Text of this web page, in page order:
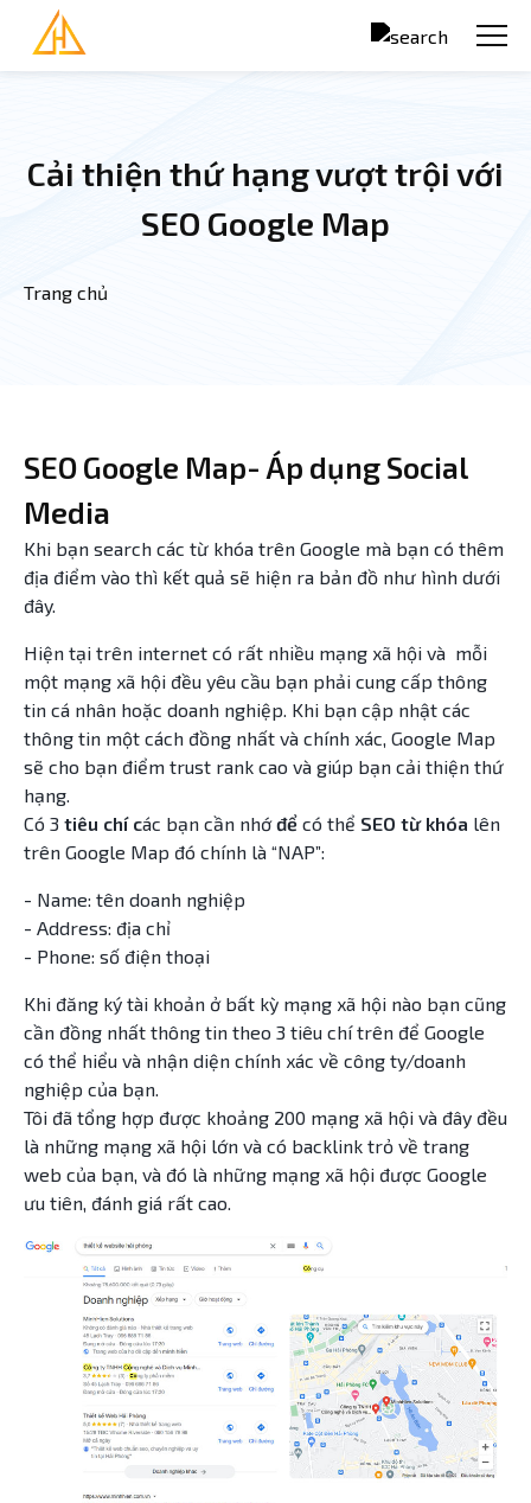
Nhảy đến nội dung
Cải thiện thứ hạng vượt trội với
SEO Google Map
Bạn đang ở đây
Trang chủ
SEO Google Map- Áp dụng Social
Media
Khi bạn search các từ khóa trên Google mà bạn có thêm
địa điểm vào thì kết quả sẽ hiện ra bản đồ như hình dưới
đây.
Hiện tại trên internet có rất nhiều mạng xã hội và mỗi
một mạng xã hội đều yêu cầu bạn phải cung cấp thông
tin cá nhân hoặc doanh nghiệp. Khi bạn cập nhật các
thông tin một cách đồng nhất và chính xác, Google Map
sẽ cho bạn điểm trust rank cao và giúp bạn cải thiện thứ
hạng.
Có 3 tiêu chí các bạn cần nhớđể có thể SEO từ khóa lên
trên Google Map đó chính là “NAP”:
- Name: tên doanh nghiệp
- Address: địa chỉ
- Phone: số điện thoại
Khi đăng ký tài khoản ở bất kỳ mạng xã hội nào bạn cũng
cần đồng nhất thông tin theo 3 tiêu chí trên để Google
có thể hiểu và nhận diện chính xác về công ty/doanh
nghiệp của bạn.
Tôi đã tổng hợp được khoảng 200 mạng xã hội và đây đều
là những mạng xã hội lớn và có backlink trỏ về trang
web của bạn, và đó là những mạng xã hội được Google
ưu tiên, đánh giá rất cao.